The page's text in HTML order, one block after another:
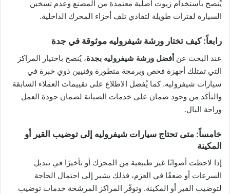
يُنصح باستخدام زيوت أصلية معتمدة من المصنع وعدم تسخين
السيارة لفترات طويلة لتفادي تلف أجزاء المحرك الداخلية.
رابعاً: كيف تختار ورشة شيفروليه موثوقة في جدة
عند البحث عن أفضل ورشة شيفروليه بجدة، يُنصح باختيار المراكز
التي تمتلك أجهزة فحص وبرمجة متطورة وفنيين ذوي خبرة في
سيارات شيفروليه. كما يُفضل الاطلاع على تقييمات العملاء السابقة
والتأكد من وجود ضمان على خدمات الصيانة لضمان جودة العمل
وراحة البال.
خامساً: متى تحتاج سيارات شيفروليه إلى توضيب القير أو
المكينة
إذا لاحظت أصواتًا غير طبيعية من المحرك أو تأخيرًا في تبديل
السرعات أو ضعفًا في العزم، فذلك يشير إلى احتمال الحاجة
لتوضيب القير أو المكينة. وتوفّر المراكز المرشحة خدمات توضيب